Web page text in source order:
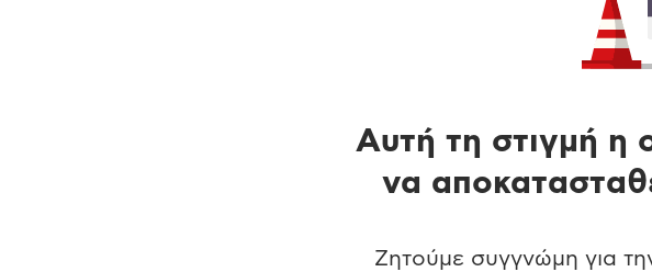
Αυτή τη στιγμή η
να
Ζητούμε συγγνώμη για